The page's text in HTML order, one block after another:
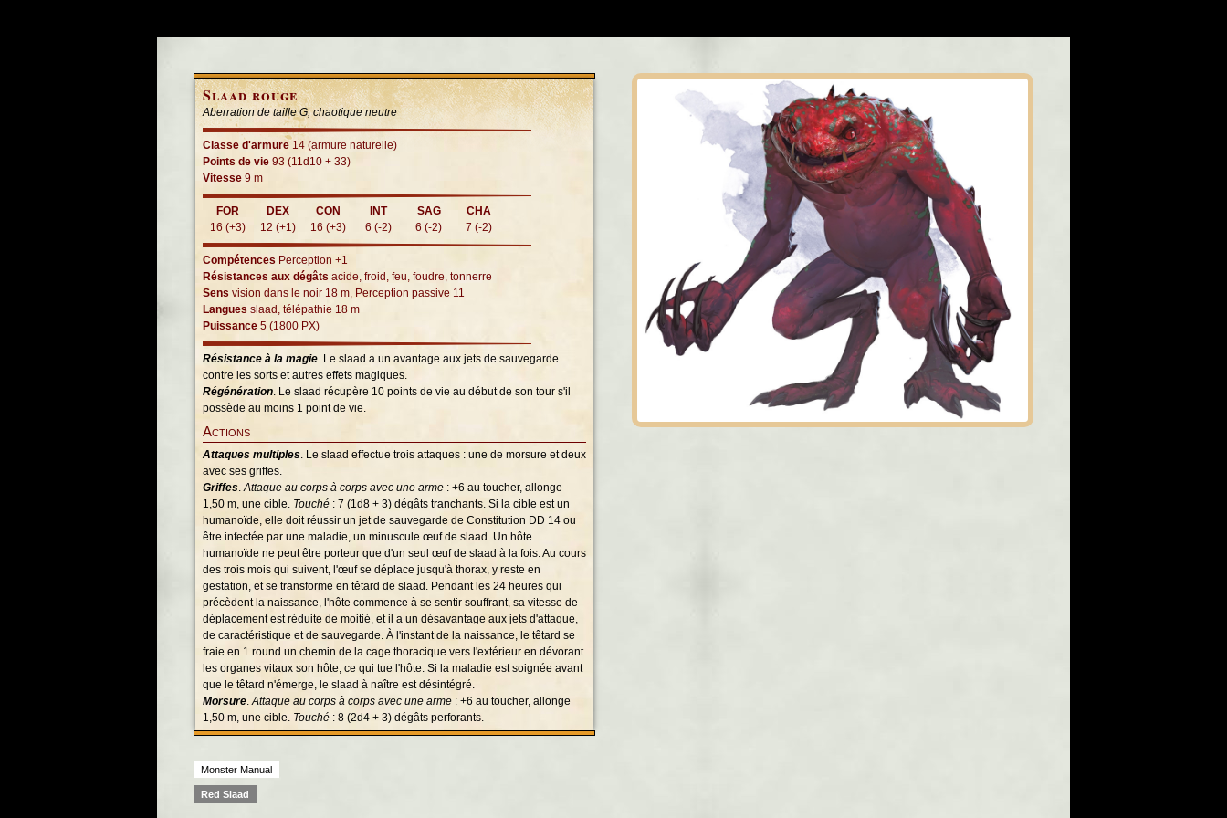
Slaad rouge
Aberration de taille G, chaotique neutre
Classe d'armure 14 (armure naturelle)
Points de vie 93 (11d10 + 33)
Vitesse 9 m
FOR
16 (+3)
DEX
12 (+1)
CON
16 (+3)
INT
6 (-2)
SAG
6 (-2)
CHA
7 (-2)
Compétences Perception +1
Résistances aux dégâts acide, froid, feu, foudre, tonnerre
Sens vision dans le noir 18 m, Perception passive 11
Langues slaad, télépathie 18 m
Puissance 5 (1800 PX)
Résistance à la magie. Le slaad a un avantage aux jets de sauvegarde
contre les sorts et autres effets magiques.
Régénération. Le slaad récupère 10 points de vie au début de son tour s'il
possède au moins 1 point de vie.
Actions
Attaques multiples. Le slaad effectue trois attaques : une de morsure et deux
avec ses griffes.
Griffes.Attaque au corps à corps avec une arme : +6 au toucher, allonge
1,50 m, une cible. Touché : 7 (1d8 + 3) dégâts tranchants. Si la cible est un
humanoïde, elle doit réussir un jet de sauvegarde de Constitution DD 14 ou
être infectée par une maladie, un minuscule œuf de slaad. Un hôte
humanoïde ne peut être porteur que d'un seul œuf de slaad à la fois. Au cours
des trois mois qui suivent, l'œuf se déplace jusqu'à thorax, y reste en
gestation, et se transforme en têtard de slaad. Pendant les 24 heures qui
précèdent la naissance, l'hôte commence à se sentir souffrant, sa vitesse de
déplacement est réduite de moitié, et il a un désavantage aux jets d'attaque,
de caractéristique et de sauvegarde. À l'instant de la naissance, le têtard se
fraie en 1 round un chemin de la cage thoracique vers l'extérieur en dévorant
les organes vitaux son hôte, ce qui tue l'hôte. Si la maladie est soignée avant
que le têtard n'émerge, le slaad à naître est désintégré.
Morsure.Attaque au corps à corps avec une arme : +6 au toucher, allonge
1,50 m, une cible. Touché : 8 (2d4 + 3) dégâts perforants.
Monster Manual
Red Slaad